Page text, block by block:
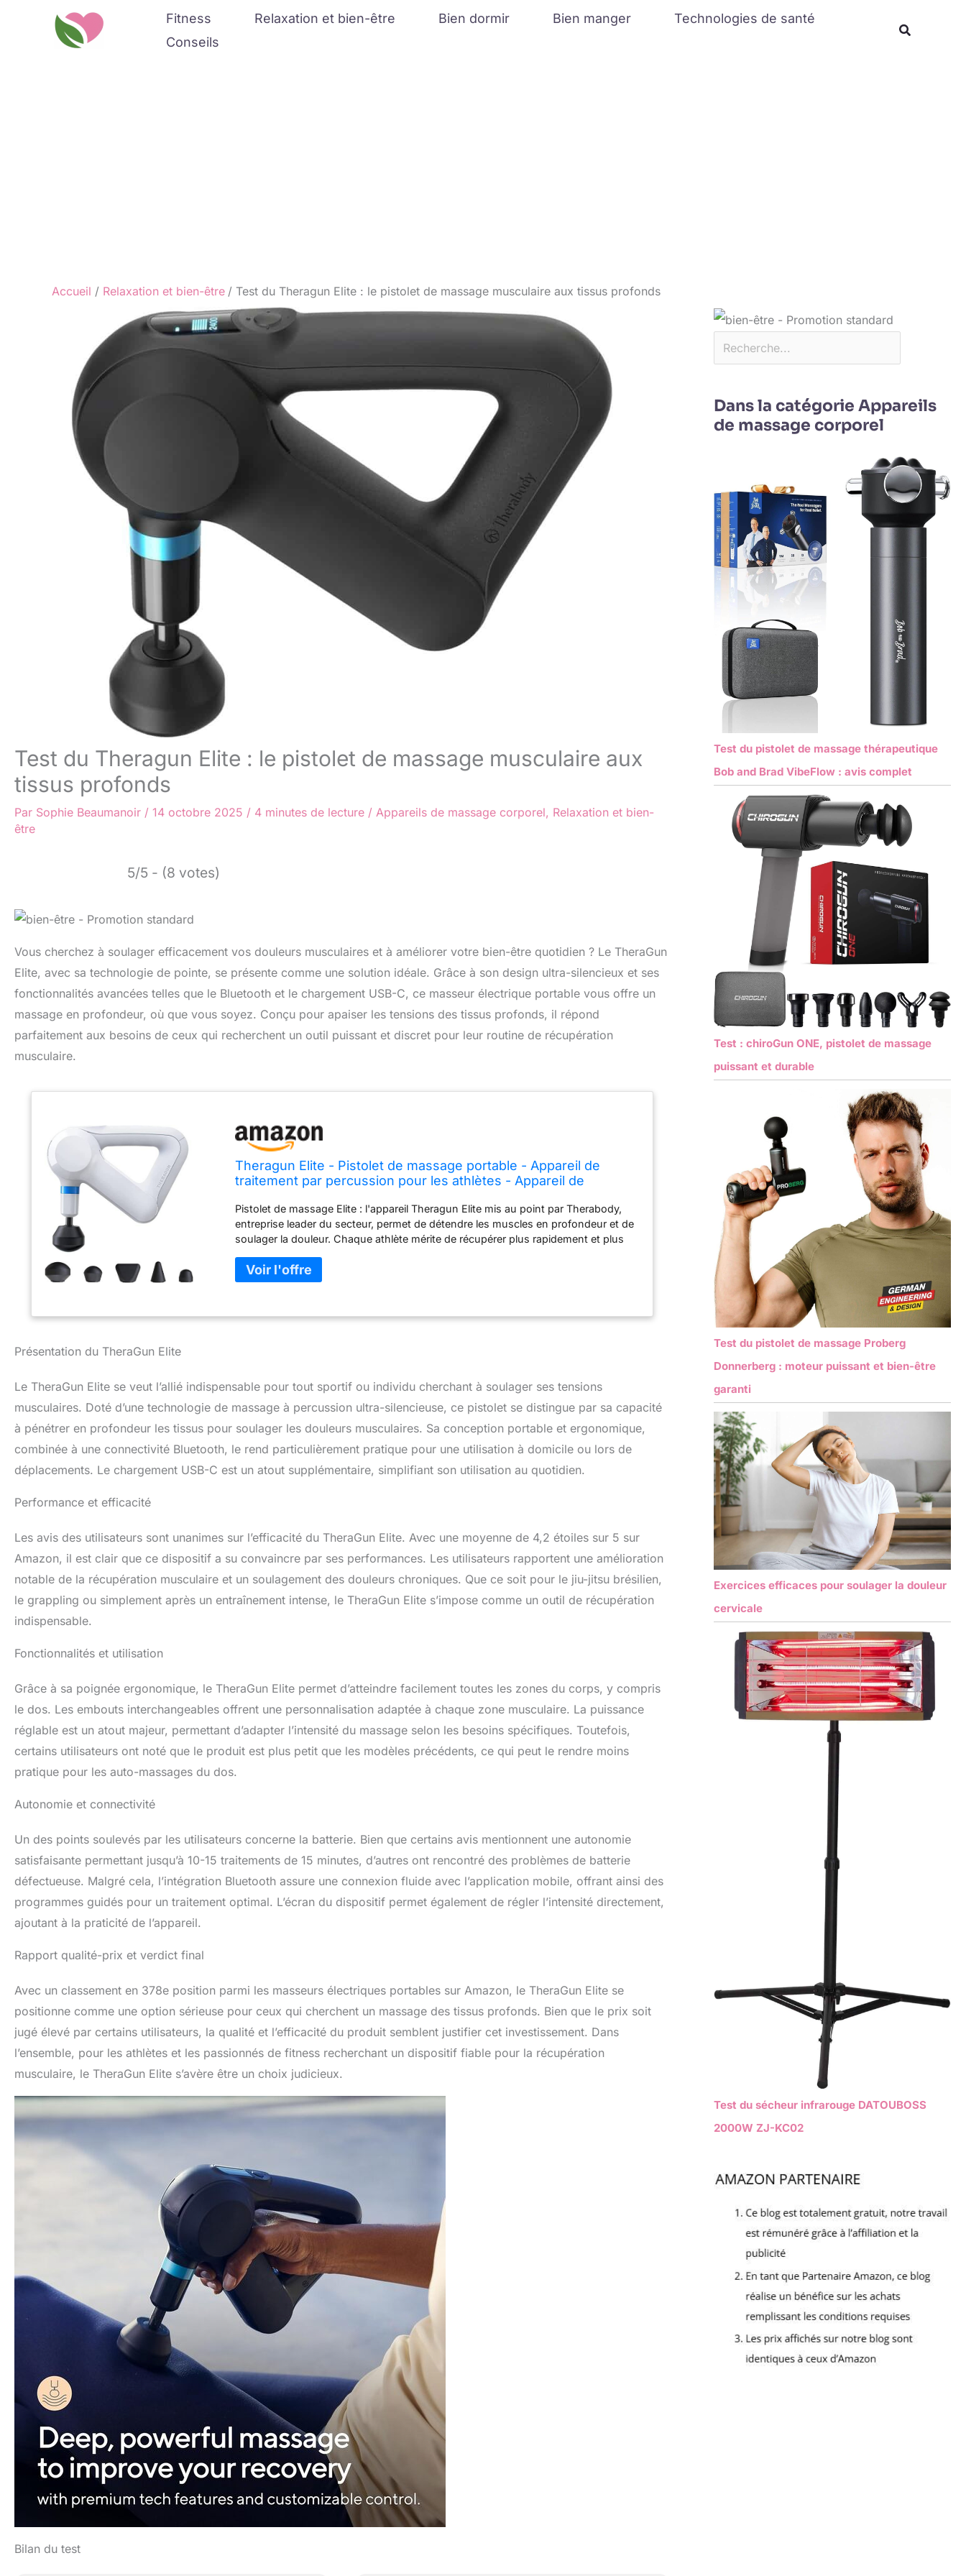
Fitness Relaxation et bien-être Bien dormir Bien manger
Technologies de santé
Conseils
Accueil Relaxation et bien-être Test du Theragun Elite : le pistolet de massage musculaire aux tissus profonds
Test du Theragun Elite : le pistolet de massage musculaire aux
tissus profonds
Par Sophie Beaumanoir / 14 octobre 2025 / 4 minutes de lecture / Appareils de massage corporel, Relaxation et bien-
être
5/5 - (8 votes)
Vous cherchez à soulager efficacement vos douleurs musculaires et à améliorer votre bien-être quotidien ? Le TheraGun
Elite, avec sa technologie de pointe, se présente comme une solution idéale. Grâce à son design ultra-silencieux et ses
fonctionnalités avancées telles que le Bluetooth et le chargement USB-C, ce masseur électrique portable vous offre un
massage en profondeur, où que vous soyez. Conçu pour apaiser les tensions des tissus profonds, il répond
parfaitement aux besoins de ceux qui recherchent un outil puissant et discret pour leur routine de récupération
musculaire.
Theragun Elite - Pistolet de massage portable - Appareil de
traitement par percussion pour les athlètes - Appareil de
QuietForce™ - Blanc
Pistolet de massage Elite : l'appareil Theragun Elite mis au point par Therabody,
entreprise leader du secteur, permet de détendre les muscles en profondeur et de
soulager la douleur. Chaque athlète mérite de récupérer plus rapidement et plus
solution de bien-être personnalisée : avec 5 embouts de thérapie et 5 vitesses,
vous pouvez masser n’importe quelle zone de votre corps comme un pro. Prenez
par percussion : appareil ultra-silencieux doté d'une isolation phonique de pointe
positionnement flexible, tout en réduisant la pression exercée sur les poignets, les
mains et les bras. Leader du secteur : la mission de Therabody est de vous
quotidien. Nous avons combiné la formation, l'innovation et plus de dix ans de
travail dans le domaine des technologies du bien-être pour le rendre plus
accessible à tous.
Présentation du TheraGun Elite
Le TheraGun Elite se veut l’allié indispensable pour tout sportif ou individu cherchant à soulager ses tensions
musculaires. Doté d’une technologie de massage à percussion ultra-silencieuse, ce pistolet se distingue par sa capacité
à pénétrer en profondeur les tissus pour soulager les douleurs musculaires. Sa conception portable et ergonomique,
combinée à une connectivité Bluetooth, le rend particulièrement pratique pour une utilisation à domicile ou lors de
déplacements. Le chargement USB-C est un atout supplémentaire, simplifiant son utilisation au quotidien.
Performance et efficacité
Les avis des utilisateurs sont unanimes sur l’efficacité du TheraGun Elite. Avec une moyenne de 4,2 étoiles sur 5 sur
Amazon, il est clair que ce dispositif a su convaincre par ses performances. Les utilisateurs rapportent une amélioration
notable de la récupération musculaire et un soulagement des douleurs chroniques. Que ce soit pour le jiu-jitsu brésilien,
le grappling ou simplement après un entraînement intense, le TheraGun Elite s’impose comme un outil de récupération
indispensable.
Fonctionnalités et utilisation
Grâce à sa poignée ergonomique, le TheraGun Elite permet d’atteindre facilement toutes les zones du corps, y compris
le dos. Les embouts interchangeables offrent une personnalisation adaptée à chaque zone musculaire. La puissance
réglable est un atout majeur, permettant d’adapter l’intensité du massage selon les besoins spécifiques. Toutefois,
certains utilisateurs ont noté que le produit est plus petit que les modèles précédents, ce qui peut le rendre moins
pratique pour les auto-massages du dos.
Autonomie et connectivité
Un des points soulevés par les utilisateurs concerne la batterie. Bien que certains avis mentionnent une autonomie
satisfaisante permettant jusqu’à 10-15 traitements de 15 minutes, d’autres ont rencontré des problèmes de batterie
défectueuse. Malgré cela, l’intégration Bluetooth assure une connexion fluide avec l’application mobile, offrant ainsi des
programmes guidés pour un traitement optimal. L’écran du dispositif permet également de régler l’intensité directement,
ajoutant à la praticité de l’appareil.
Rapport qualité-prix et verdict final
Avec un classement en 378e position parmi les masseurs électriques portables sur Amazon, le TheraGun Elite se
positionne comme une option sérieuse pour ceux qui cherchent un massage des tissus profonds. Bien que le prix soit
jugé élevé par certains utilisateurs, la qualité et l’efficacité du produit semblent justifier cet investissement. Dans
l’ensemble, pour les athlètes et les passionnés de fitness recherchant un dispositif fiable pour la récupération
musculaire, le TheraGun Elite s’avère être un choix judicieux.
Bilan du test
Rechercher
Dans la catégorie Appareils
de massage corporel
Test du pistolet de massage thérapeutique
Bob and Brad VibeFlow : avis complet
Test : chiroGun ONE, pistolet de massage
puissant et durable
Test du pistolet de massage Proberg
Donnerberg : moteur puissant et bien-être
garanti
Exercices efficaces pour soulager la douleur
cervicale
Test du sécheur infrarouge DATOUBOSS
2000W ZJ-KC02